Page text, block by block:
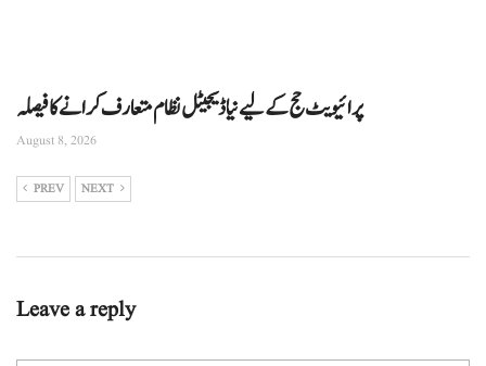
پرائیویٹ حج کے لیے نیا ڈیجیٹل نظام متعارف کرانے کا فیصلہ
August 8, 2026
PREV NEXT
Leave a reply